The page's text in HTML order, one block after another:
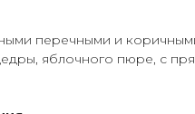
перечными и
яблочного пюре, с